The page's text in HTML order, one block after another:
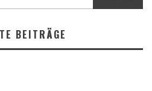
BEITRÄGE